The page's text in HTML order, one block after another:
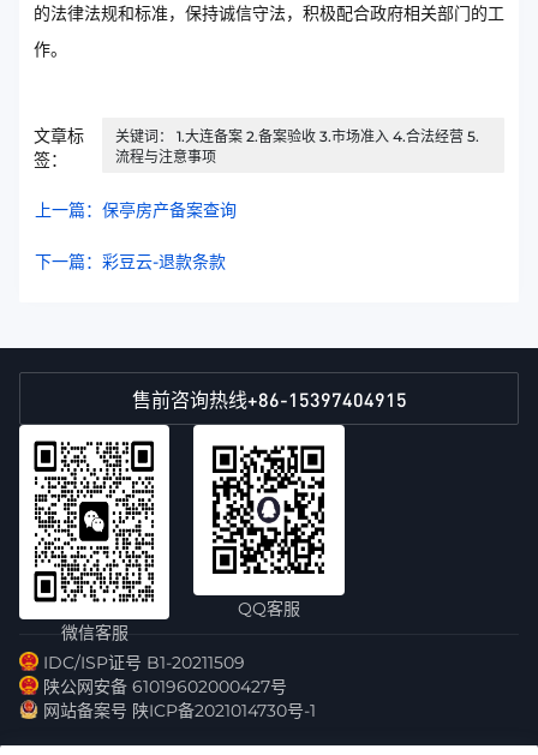
的法律法规和标准，保持诚信守法，积极配合政府相关部门的工
作。
文章标
签：
关键词： 1.大连备案 2.备案验收 3.市场准入 4.合法经营 5.
流程与注意事项
上一篇：保亭房产备案查询
下一篇：彩豆云-退款条款
售前咨询热线+86-15397404915
微信客服
QQ客服
IDC/ISP证号 B1-20211509
陕公网安备 61019602000427号
网站备案号 陕ICP备2021014730号-1